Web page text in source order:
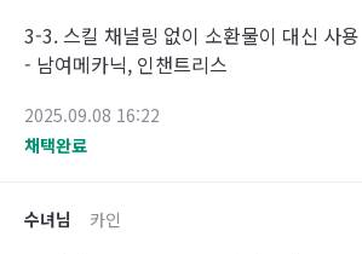
3-3. 스킬 채널링 없이 소환물이 대신 사용
- 남여메카닉, 인챈트리스
2025.09.08 16:22
채택완료
수녀님 카인